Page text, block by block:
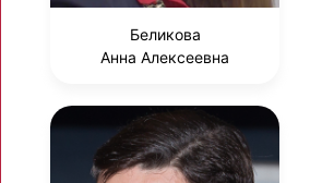
Беликова
Анна Алексеевна